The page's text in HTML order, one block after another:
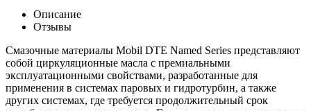
Описание
Отзывы
Смазочные материалы Mobil DTE Named Series представляют
собой циркуляционные масла с премиальными
эксплуатационными свойствами, разработанные для
применения в системах паровых и гидротурбин, а также
других системах, где требуется продолжительный срок